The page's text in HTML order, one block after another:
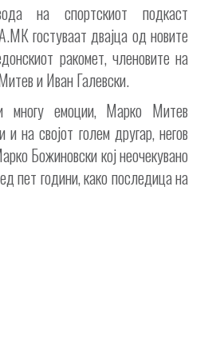
на спортскиот подкаст
гостуваат двајца од новите
ракомет, членовите на
и Иван Галевски.
многу емоции, Марко Митев
на својот голем другар, негов
Божиновски кој неочекувано
пет години, како последица на